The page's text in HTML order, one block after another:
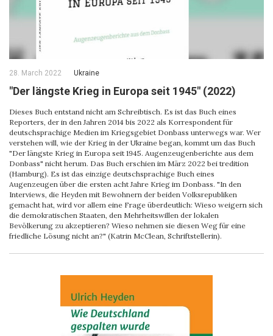
28. March 2022 Ukraine
"Der längste Krieg in Europa seit 1945" (2022)
Dieses Buch entstand nicht am Schreibtisch. Es ist das Buch eines
Reporters, der in den Jahren 2014 bis 2022 als Korrespondent für
deutschsprachige Medien im Kriegsgebiet Donbass unterwegs war. Wer
verstehen will, wie der Krieg in der Ukraine began, kommt um das Buch
"Der längste Krieg in Europa seit 1945. Augenzeugenberichte aus dem
Donbass" nicht herum. Das Buch erschien im März 2022 bei tredition
(Hamburg). Es ist das einzige deutschsprachige Buch eines
Augenzeugen über die ersten acht Jahre Krieg im Donbass. "In den
Interviews, die Heyden mit Bewohnern der beiden Volksrepubliken
gemacht hat, wird vor allem eine Frage überdeutlich: Wieso weigern sich
die demokratischen Staaten, den Mehrheitswillen der lokalen
Bevölkerung zu akzeptieren? Wieso nehmen sie diesen Weg für eine
friedliche Lösung nicht an?" (Katrin McClean, Schriftstellerin).